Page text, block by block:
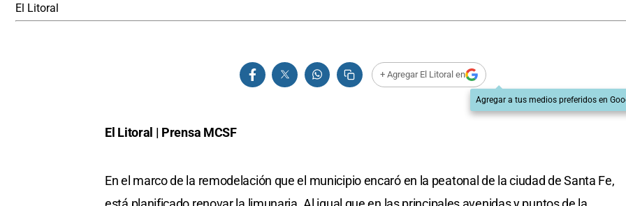
El Litoral
+ Agregar El Litoral en
Agregar a tus medios preferidos en
El Litoral | Prensa MCSF
En el marco de la remodelación que el municipio encaró en la peatonal de la ciudad de Santa Fe,